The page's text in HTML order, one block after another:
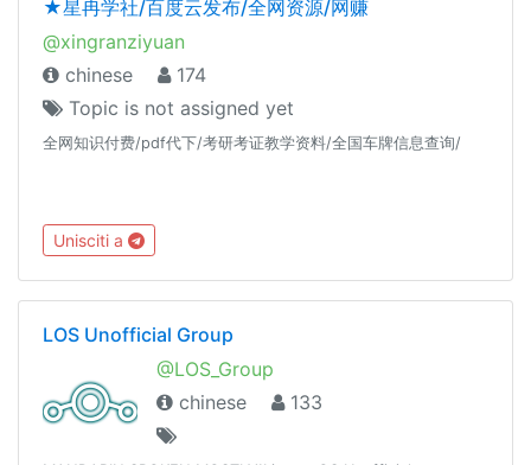
★星冉学社/百度云发布/全网资源/网赚
@xingranziyuan
chinese
174
Topic is not assigned yet
全网知识付费/pdf代下/考研考证教学资料/全国车牌信息查询/
Unisciti a
LOS Unofficial Group
@LOS_Group
chinese
133